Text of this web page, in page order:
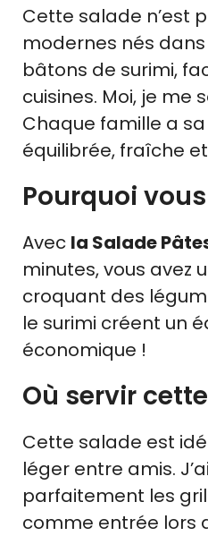
Cette salade n’est
modernes nés dans
bâtons de surimi,
cuisines. Moi, je
Chaque famille a
équilibrée, fraîche
Pourquoi
Avec la Salade
minutes, vous avez
croquant des
le surimi créent un
économique !
Où servir
Cette salade est
léger entre amis.
parfaitement les
comme entrée lors